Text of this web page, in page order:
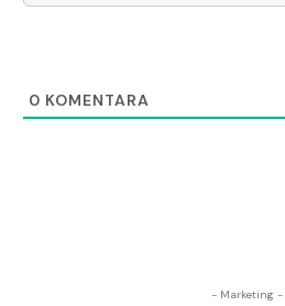
0 KOMENTARA
- Marketing -